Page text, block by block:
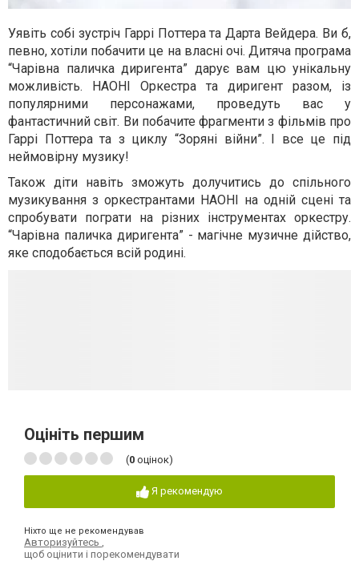
Уявіть собі зустріч Гаррі Поттера та Дарта Вейдера. Ви б,
певно, хотіли побачити це на власні очі. Дитяча програма
“Чарівна паличка диригента” дарує вам цю унікальну
можливість. НАОНІ Оркестра та диригент разом, із
популярними персонажами, проведуть вас у
фантастичний світ. Ви побачите фрагменти з фільмів про
Гаррі Поттера та з циклу “Зоряні війни”. І все це під
неймовірну музику!
Також діти навіть зможуть долучитись до спільного
музикування з оркестрантами НАОНІ на одній сцені та
спробувати пограти на різних інструментах оркестру.
“Чарівна паличка диригента” - магічне музичне дійство,
яке сподобається всій родині.
Оцініть першим
(0 оцінок)
Я рекомендую
Ніхто ще не рекомендував
Авторизуйтесь
щоб оцінити і порекомендувати